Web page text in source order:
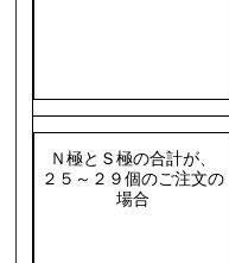
Ｎ極とＳ極の合計が、
２５～２９個のご注文の
場合